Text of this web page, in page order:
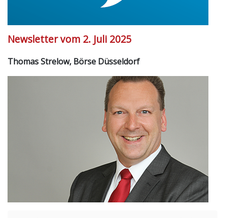
Newsletter vom 2. Juli 2025
Thomas Strelow, Börse Düsseldorf